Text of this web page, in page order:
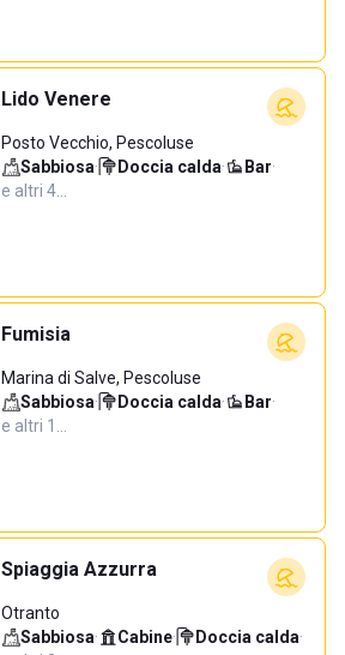
Lido Venere
Posto Vecchio, Pescoluse
Sabbiosa· Doccia calda· Bar·
e altri 4…
Fumisia
Marina di Salve, Pescoluse
Sabbiosa· Doccia calda· Bar·
e altri 1…
Spiaggia Azzurra
Otranto
Sabbiosa· Cabine· Doccia calda·